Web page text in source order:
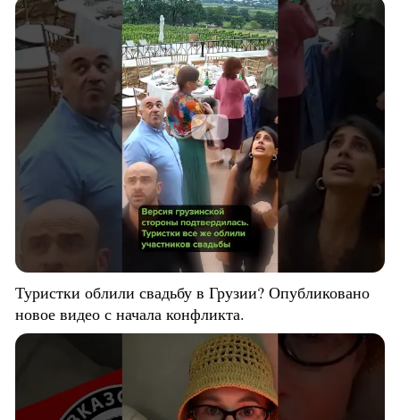
Туристки облили свадьбу в Грузии? Опубликовано
новое видео с начала конфликта.